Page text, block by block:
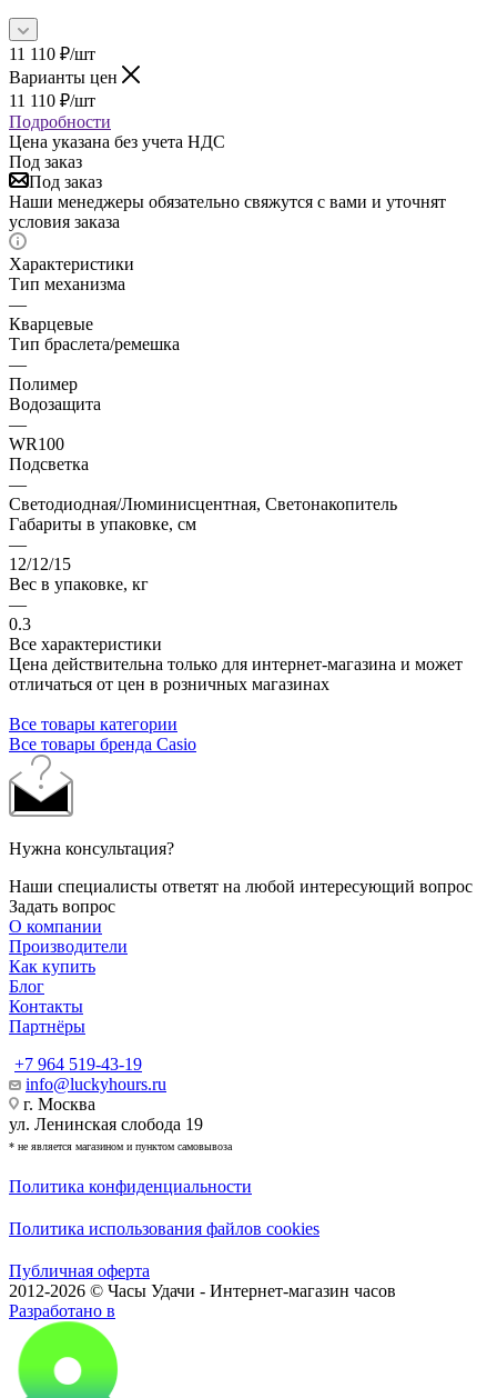
11 110 ₽/шт
Варианты цен
11 110 ₽/шт
Подробности
Цена указана без учета НДС
Под заказ
Под заказ
Наши менеджеры обязательно свяжутся с вами и уточнят
условия заказа
Характеристики
Тип механизма
—
Кварцевые
Тип браслета/ремешка
—
Полимер
Водозащита
—
WR100
Подсветка
—
Светодиодная/Люминисцентная, Светонакопитель
Габариты в упаковке, см
—
12/12/15
Вес в упаковке, кг
—
0.3
Все характеристики
Цена действительна только для интернет-магазина и может
отличаться от цен в розничных магазинах
Все товары категории
Все товары бренда Casio
Нужна консультация?
Наши специалисты ответят на любой интересующий вопрос
Задать вопрос
О компании
Производители
Как купить
Блог
Контакты
Партнёры
+7 964 519-43-19
info@luckyhours.ru
г. Москва
ул. Ленинская слобода 19
* не является магазином и пунктом самовывоза
Политика конфиденциальности
Политика использования файлов cookies
Публичная оферта
2012-2026 © Часы Удачи - Интернет-магазин часов
Разработано в